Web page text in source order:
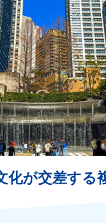
化が交差する